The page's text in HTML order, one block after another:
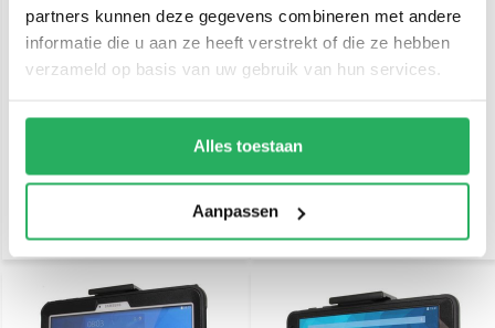
partners kunnen deze gegevens combineren met andere
informatie die u aan ze heeft verstrekt of die ze hebben
verzameld op basis van uw gebruik van hun services.
Alles toestaan
Aanpassen
Motorola MC3200
€ 29,95Incl. btw
TC70/TC75, hardwire
€ 99,95Incl. btw